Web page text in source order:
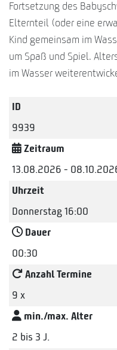
Fortsetzung des
Elternteil (oder eine
Kind gemeinsam im
um Spaß und Spiel.
im Wasser
ID
9939
Zeitraum
13.08.2026 -
Uhrzeit
Donnerstag 16:00
Dauer
00:30
Anzahl Termine
9 x
min./max. Alter
2 bis 3 J.